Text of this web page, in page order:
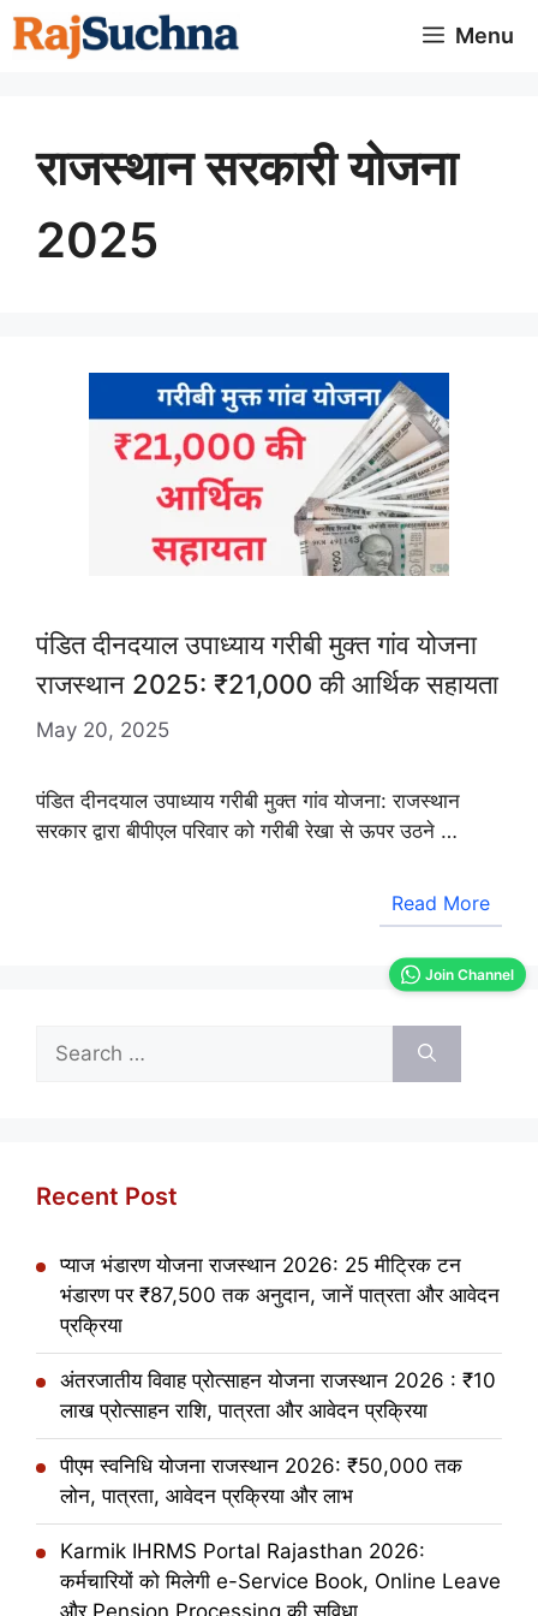
Skip
to
Menu
राजस्थान सरकारी योजना
2025
पंडित दीनदयाल उपाध्याय गरीबी मुक्त गांव योजना
राजस्थान 2025: ₹21,000 की आर्थिक सहायता
May 20, 2025
पंडित दीनदयाल उपाध्याय गरीबी मुक्त गांव योजना: राजस्थान
सरकार द्वारा बीपीएल परिवार को गरीबी रेखा से ऊपर उठने …
Read More
Search
for:
Recent Post
प्याज भंडारण योजना राजस्थान 2026: 25 मीट्रिक टन
भंडारण पर ₹87,500 तक अनुदान, जानें पात्रता और आवेदन
प्रक्रिया
अंतरजातीय विवाह प्रोत्साहन योजना राजस्थान 2026 : ₹10
लाख प्रोत्साहन राशि, पात्रता और आवेदन प्रक्रिया
पीएम स्वनिधि योजना राजस्थान 2026: ₹50,000 तक
लोन, पात्रता, आवेदन प्रक्रिया और लाभ
Karmik IHRMS Portal Rajasthan 2026:
कर्मचारियों को मिलेगी e-Service Book, Online Leave
और Pension Processing की सुविधा
Join Channel